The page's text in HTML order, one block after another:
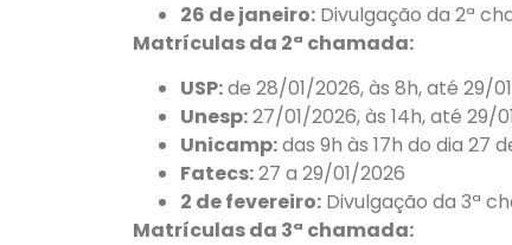
26 de janeiro: Divulgação da 2ª
Matrículas da 2ª chamada:
USP:de 28/01/2026, às 8h, até 29/
Unesp:27/01/2026, às 14h, até 29/
Unicamp:das 9h às 17h do dia 27
Fatecs:27 a 29/01/2026
2 de fevereiro: Divulgação da 3ª
Matrículas da 3ª chamada: